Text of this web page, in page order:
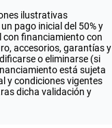
ilustrativas
pago inicial del 50% y
con financiamiento con
accesorios, garantías y
o eliminarse (si
está sujeta
y condiciones vigentes
dicha validación y